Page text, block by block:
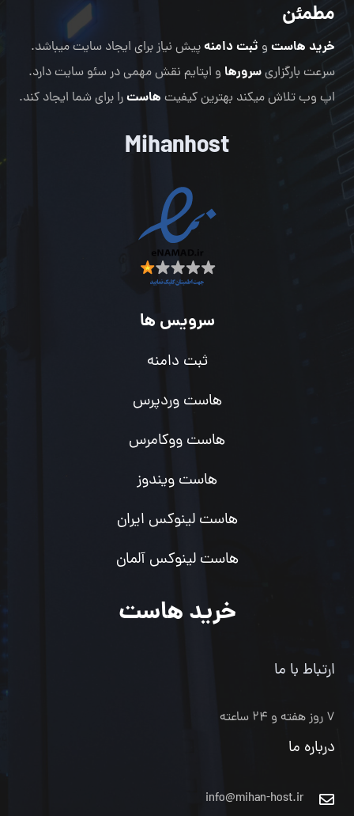
مطمئن
خرید هاست و ثبت دامنهپیش نیاز برای ایجاد سایت میباشد.
سرعت بارگزاریسرورها و اپتایم نقش مهمی در سئو سایت دارد.
اپ وب تلاش میکند بهترین کیفیت هاسترا برای شما ایجاد کند.
Mihanhost
سرویس ها
ثبت دامنه
هاست وردپرس
هاست ووکامرس
هاست ویندوز
هاست لینوکس ایران
هاست لینوکس آلمان
خرید هاست
ارتباط با ما
۷ روز هفته و ۲۴ ساعته
درباره ما
info@mihan-host.ir